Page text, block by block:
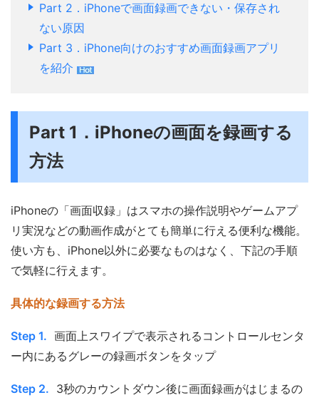
Part 2．iPhoneで画面録画できない・保存され
ない原因
Part 3．iPhone向けのおすすめ画面録画アプリ
を紹介
Part 1．iPhoneの画面を録画する
方法
iPhoneの「画面収録」はスマホの操作説明やゲームアプ
リ実況などの動画作成がとても簡単に行える便利な機能。
使い方も、iPhone以外に必要なものはなく、下記の手順
で気軽に行えます。
具体的な録画する方法
Step 1. 画面上スワイプで表示されるコントロールセンタ
ー内にあるグレーの録画ボタンをタップ
Step 2. 3秒のカウントダウン後に画面録画がはじまるの